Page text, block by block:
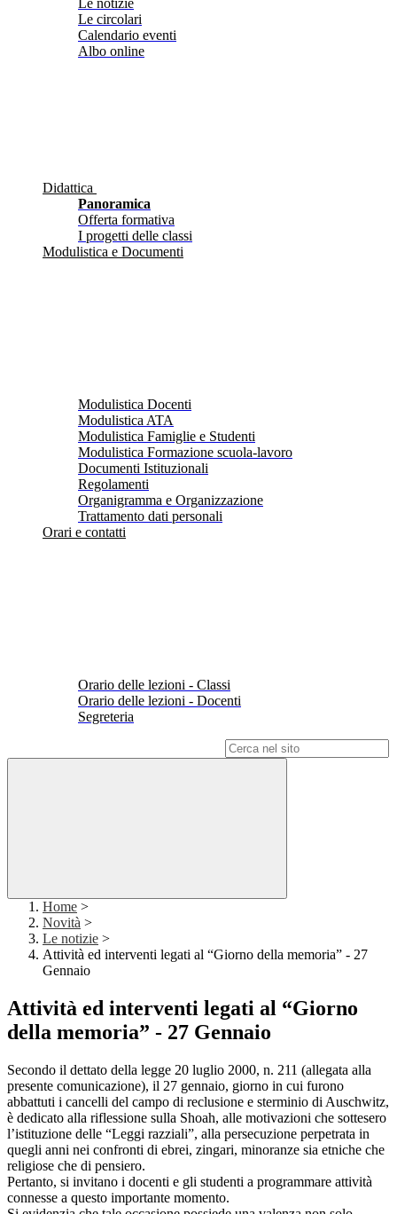
Le notizie
Le circolari
Calendario eventi
Albo online
Didattica
Panoramica
Offerta formativa
I progetti delle classi
Modulistica e Documenti
Modulistica Docenti
Modulistica ATA
Modulistica Famiglie e Studenti
Modulistica Formazione scuola-lavoro
Documenti Istituzionali
Regolamenti
Organigramma e Organizzazione
Trattamento dati personali
Orari e contatti
Orario delle lezioni - Classi
Orario delle lezioni - Docenti
Segreteria
Home >
Novità >
Le notizie >
Attività ed interventi legati al “Giorno della memoria” - 27
Gennaio
Attività ed interventi legati al “Giorno
della memoria” - 27 Gennaio
Secondo il dettato della legge 20 luglio 2000, n. 211 (allegata alla
presente comunicazione), il 27 gennaio, giorno in cui furono
abbattuti i cancelli del campo di reclusione e sterminio di Auschwitz,
è dedicato alla riflessione sulla Shoah, alle motivazioni che sottesero
l’istituzione delle “Leggi razziali”, alla persecuzione perpetrata in
quegli anni nei confronti di ebrei, zingari, minoranze sia etniche che
religiose che di pensiero.
Pertanto, si invitano i docenti e gli studenti a programmare attività
connesse a questo importante momento.